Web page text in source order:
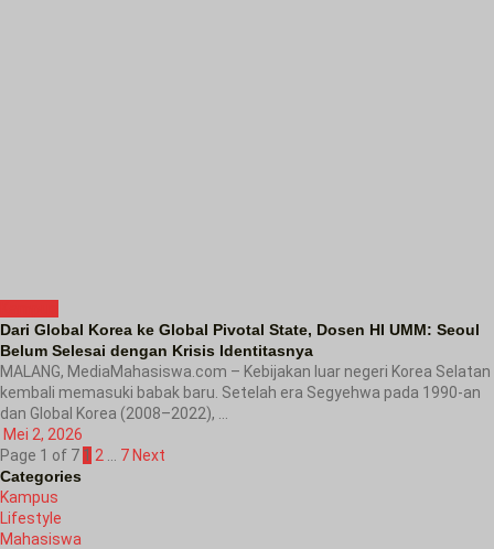
Dari Global Korea ke Global Pivotal State, Dosen HI UMM: Seoul
Belum Selesai dengan Krisis Identitasnya
MALANG, MediaMahasiswa.com – Kebijakan luar negeri Korea Selatan
kembali memasuki babak baru. Setelah era Segyehwa pada 1990-an
dan Global Korea (2008–2022), ...
Mei 2, 2026
Page 1 of 7 1 2 7 Next
Categories
Kampus
Lifestyle
Mahasiswa